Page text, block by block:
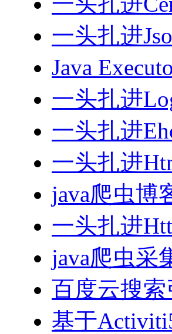
一头扎进
Java
一头扎进
一头扎进
一头扎进
java爬虫博
一头扎进
java爬虫采
百度云搜
基于